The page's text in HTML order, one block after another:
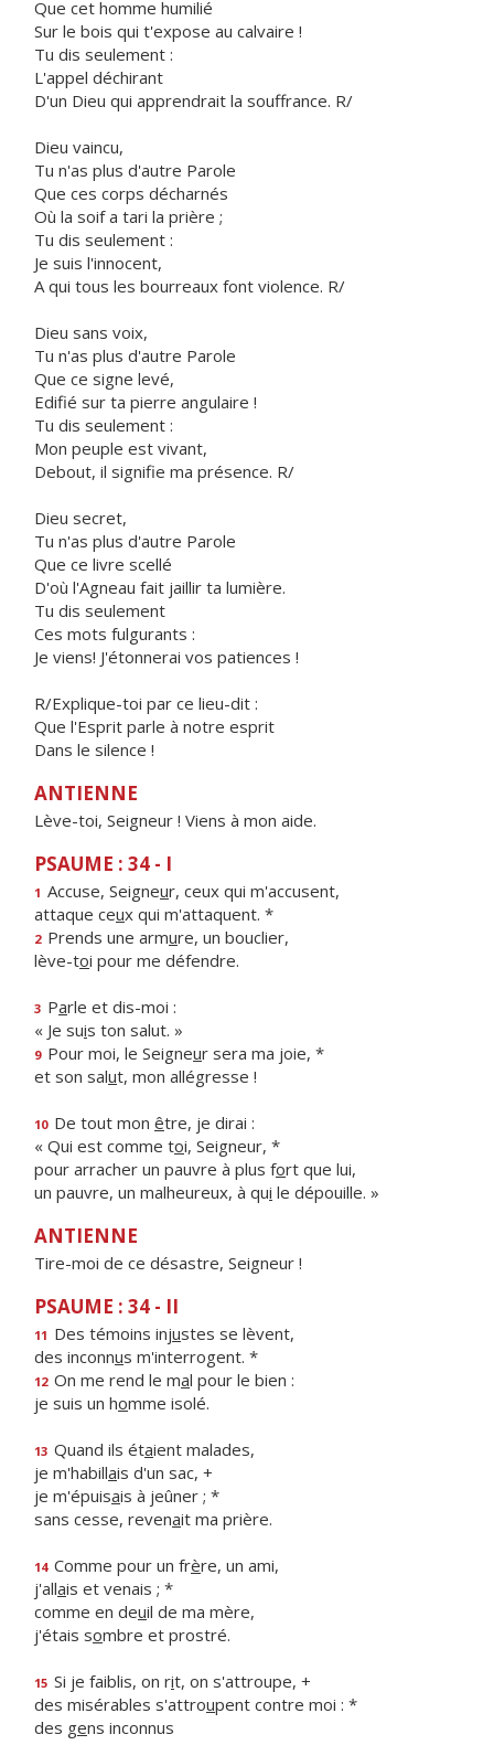
Que cet homme humilié
Sur le bois qui t'expose au calvaire !
Tu dis seulement :
L'appel déchirant
D'un Dieu qui apprendrait la souffrance. R/
Dieu vaincu,
Tu n'as plus d'autre Parole
Que ces corps décharnés
Où la soif a tari la prière ;
Tu dis seulement :
Je suis l'innocent,
A qui tous les bourreaux font violence. R/
Dieu sans voix,
Tu n'as plus d'autre Parole
Que ce signe levé,
Edifié sur ta pierre angulaire !
Tu dis seulement :
Mon peuple est vivant,
Debout, il signifie ma présence. R/
Dieu secret,
Tu n'as plus d'autre Parole
Que ce livre scellé
D'où l'Agneau fait jaillir ta lumière.
Tu dis seulement
Ces mots fulgurants :
Je viens! J'étonnerai vos patiences !
R/Explique-toi par ce lieu-dit :
Que l'Esprit parle à notre esprit
Dans le silence !
ANTIENNE
Lève-toi, Seigneur ! Viens à mon aide.
PSAUME : 34 - I
1 Accuse, Seigneur, ceux qui m'accusent,
attaque ceux qui m'attaquent. *
2 Prends une armure, un bouclier,
lève-toi pour me défendre.
3 Parle et dis-moi :
« Je suis ton salut. »
9 Pour moi, le Seigneur sera ma joie, *
et son salut, mon allégresse !
10 De tout mon être, je dirai :
« Qui est comme toi, Seigneur, *
pour arracher un pauvre à plus fort que lui,
un pauvre, un malheureux, à qui le dépouille. »
ANTIENNE
Tire-moi de ce désastre, Seigneur !
PSAUME : 34 - II
11 Des témoins injustes se lèvent,
des inconnus m'interrogent. *
12 On me rend le mal pour le bien :
je suis un homme isolé.
13 Quand ils étaient malades,
je m'habillais d'un sac, +
je m'épuisais à jeûner ; *
sans cesse, revenait ma prière.
14 Comme pour un frère, un ami,
j'allais et venais ; *
comme en deuil de ma mère,
j'étais sombre et prostré.
15 Si je faiblis, on rit, on s'attroupe, +
des misérables s'attroupent contre moi : *
des gens inconnus